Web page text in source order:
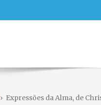
› Expressões da Alma, de